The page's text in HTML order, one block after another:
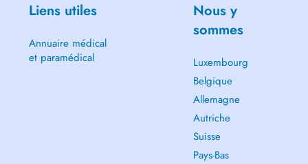
Liens utiles
Annuaire médical
et paramédical
Nous y
sommes
Luxembourg
Belgique
Allemagne
Autriche
Suisse
Pays-Bas